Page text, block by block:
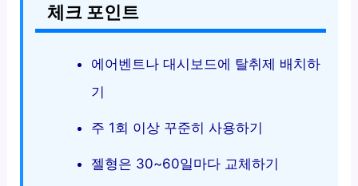
체크 포인트
에어벤트나 대시보드에 탈취제 배치하
기
주 1회 이상 꾸준히 사용하기
젤형은 30~60일마다 교체하기